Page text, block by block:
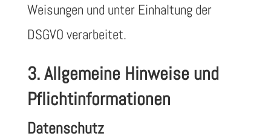
Weisungen und unter Einhaltung der
DSGVO verarbeitet.
3. Allgemeine Hinweise und
Pflicht­informationen
Datenschutz